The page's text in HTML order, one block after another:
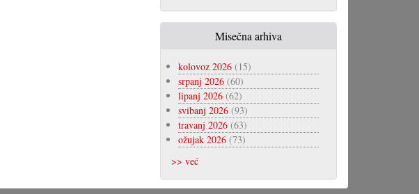
Misečna arhiva
kolovoz 2026(15)
srpanj 2026(60)
lipanj 2026(62)
svibanj 2026(93)
travanj 2026(63)
ožujak 2026(73)
>> već